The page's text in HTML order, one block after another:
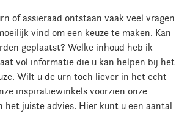
of assieraad ontstaan vaak veel vragen
vind om een keuze te maken. Kan
geplaatst? Welke inhoud heb ik
vol informatie die u kan helpen bij het
Wilt u de urn toch liever in het echt
inspiratiewinkels voorzien onze
het juiste advies. Hier kunt u een aantal